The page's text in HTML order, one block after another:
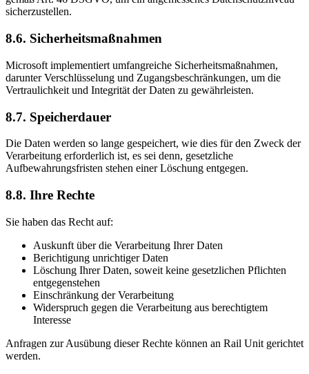
sicherzustellen.
8.6. Sicherheitsmaßnahmen
Microsoft implementiert umfangreiche Sicherheitsmaßnahmen,
darunter Verschlüsselung und Zugangsbeschränkungen, um die
Vertraulichkeit und Integrität der Daten zu gewährleisten.
8.7. Speicherdauer
Die Daten werden so lange gespeichert, wie dies für den Zweck der
Verarbeitung erforderlich ist, es sei denn, gesetzliche
Aufbewahrungsfristen stehen einer Löschung entgegen.
8.8. Ihre Rechte
Sie haben das Recht auf:
Auskunft über die Verarbeitung Ihrer Daten
Berichtigung unrichtiger Daten
Löschung Ihrer Daten, soweit keine gesetzlichen Pflichten
entgegenstehen
Einschränkung der Verarbeitung
Widerspruch gegen die Verarbeitung aus berechtigtem
Interesse
Anfragen zur Ausübung dieser Rechte können an Rail Unit gerichtet
werden.